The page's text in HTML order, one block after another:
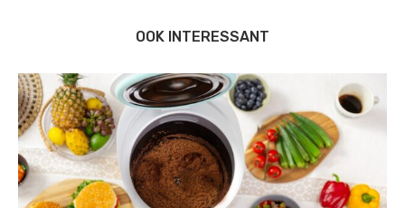
OOK INTERESSANT